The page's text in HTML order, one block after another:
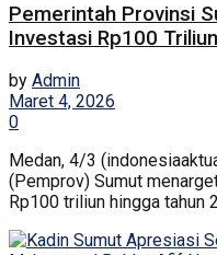
Pemerintah Provinsi
Investasi Rp100
by Admin
Maret 4, 2026
0
Medan, 4/3
(Pemprov) Sumut
Rp100 triliun hingga tahun